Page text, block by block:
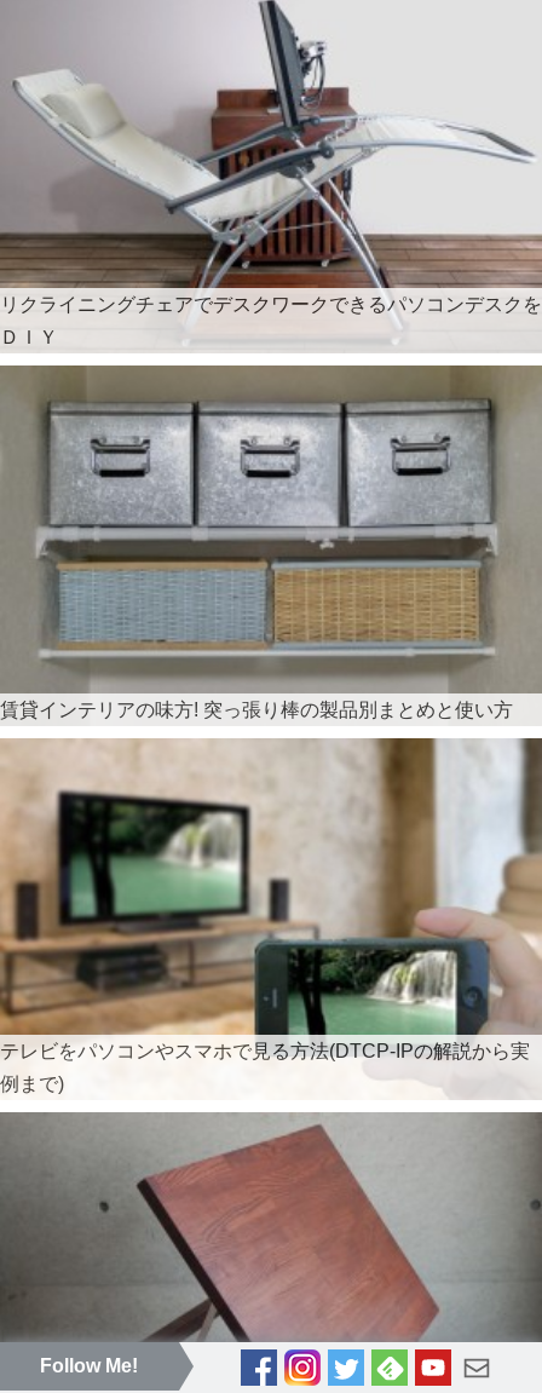
リクライニングチェアでデスクワークできるパソコンデスクを
ＤＩＹ
賃貸インテリアの味方! 突っ張り棒の製品別まとめと使い方
テレビをパソコンやスマホで見る方法(DTCP-IPの解説から実
例まで)
Follow Me!